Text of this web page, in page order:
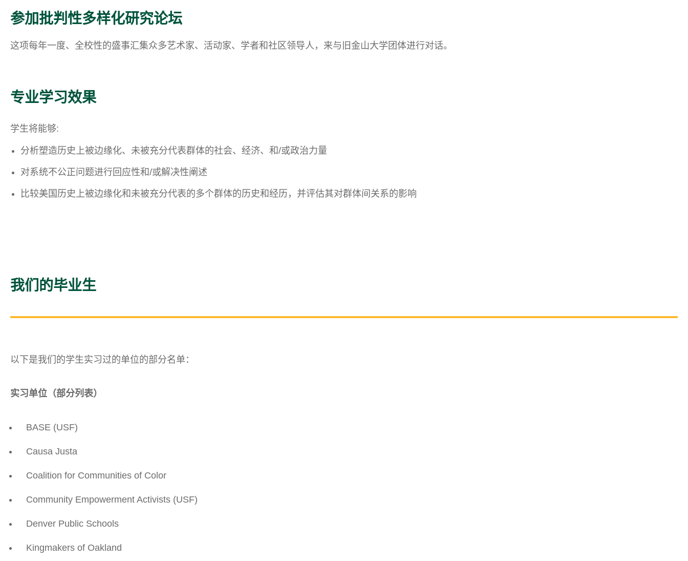
参加批判性多样化研究论坛
这项每年一度、全校性的盛事汇集众多艺术家、活动家、学者和社区领导人，来与旧金山大学团体进行对话。
专业学习效果
学生将能够:
分析塑造历史上被边缘化、未被充分代表群体的社会、经济、和/或政治力量
对系统不公正问题进行回应性和/或解决性阐述
比较美国历史上被边缘化和未被充分代表的多个群体的历史和经历，并评估其对群体间关系的影响
我们的毕业生
以下是我们的学生实习过的单位的部分名单：
实习单位（部分列表）
BASE (USF)
Causa Justa
Coalition for Communities of Color
Community Empowerment Activists (USF)
Denver Public Schools
Kingmakers of Oakland